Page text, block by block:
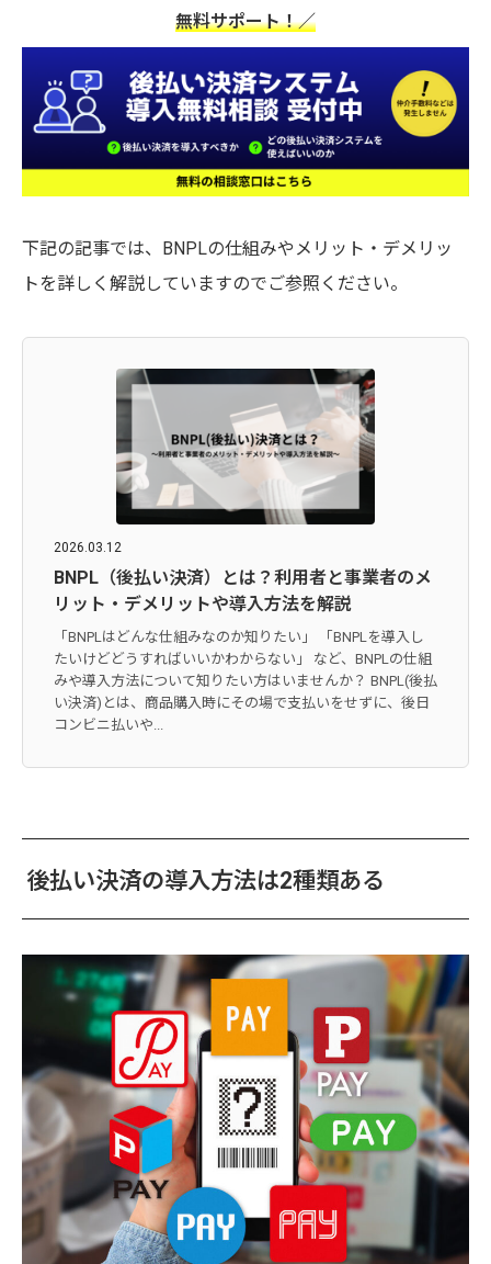
無料サポート！／
下記の記事では、BNPLの仕組みやメリット・デメリッ
トを詳しく解説していますのでご参照ください。
2026.03.12
BNPL（後払い決済）とは？利用者と事業者のメ
リット・デメリットや導入方法を解説
「BNPLはどんな仕組みなのか知りたい」 「BNPLを導入し
たいけどどうすればいいかわからない」 など、BNPLの仕組
みや導入方法について知りたい方はいませんか？ BNPL(後払
い決済)とは、商品購入時にその場で支払いをせずに、後日
コンビニ払いや...
後払い決済の導入方法は2種類ある